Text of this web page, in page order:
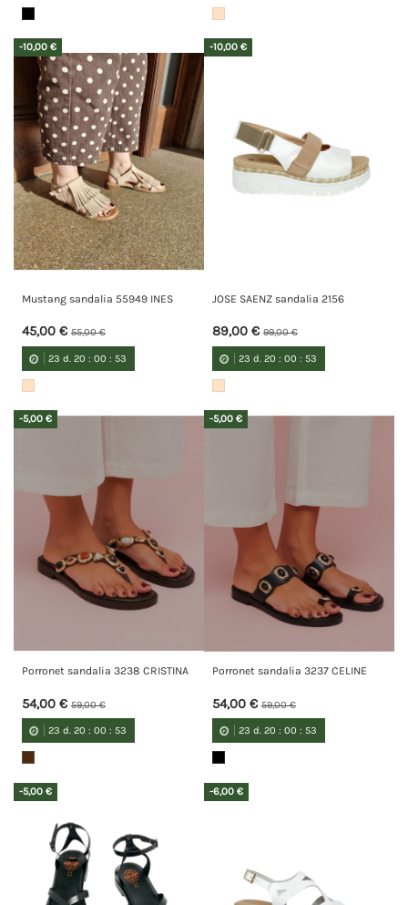
-10,00 €
Mustang sandalia 55949 INES
45,00 €55,00 €
23 d. 20 :00 :52
-10,00 €
JOSE SAENZ sandalia 2156
89,00 €99,00 €
23 d. 20 :00 :52
-5,00 €
Porronet sandalia 3238 CRISTINA
54,00 €59,00 €
23 d. 20 :00 :52
-5,00 €
Porronet sandalia 3237 CELINE
54,00 €59,00 €
23 d. 20 :00 :52
-5,00 € -6,00 €